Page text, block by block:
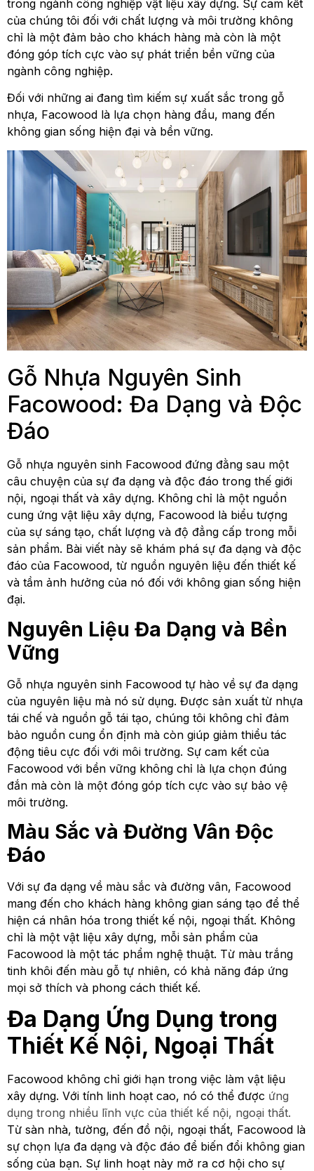
trong ngành công nghiệp vật liệu xây dựng. Sự cam kết
của chúng tôi đối với chất lượng và môi trường không
chỉ là một đảm bảo cho khách hàng mà còn là một
đóng góp tích cực vào sự phát triển bền vững của
ngành công nghiệp.
Đối với những ai đang tìm kiếm sự xuất sắc trong gỗ
nhựa, Facowood là lựa chọn hàng đầu, mang đến
không gian sống hiện đại và bền vững.
Gỗ Nhựa Nguyên Sinh
Facowood: Đa Dạng và Độc
Đáo
Gỗ nhựa nguyên sinh Facowood đứng đằng sau một
câu chuyện của sự đa dạng và độc đáo trong thế giới
nội, ngoại thất và xây dựng. Không chỉ là một nguồn
cung ứng vật liệu xây dựng, Facowood là biểu tượng
của sự sáng tạo, chất lượng và độ đẳng cấp trong mỗi
sản phẩm. Bài viết này sẽ khám phá sự đa dạng và độc
đáo của Facowood, từ nguồn nguyên liệu đến thiết kế
và tầm ảnh hưởng của nó đối với không gian sống hiện
đại.
Nguyên Liệu Đa Dạng và Bền
Vững
Gỗ nhựa nguyên sinh Facowood tự hào về sự đa dạng
của nguyên liệu mà nó sử dụng. Được sản xuất từ nhựa
tái chế và nguồn gỗ tái tạo, chúng tôi không chỉ đảm
bảo nguồn cung ổn định mà còn giúp giảm thiểu tác
động tiêu cực đối với môi trường. Sự cam kết của
Facowood với bền vững không chỉ là lựa chọn đúng
đắn mà còn là một đóng góp tích cực vào sự bảo vệ
môi trường.
Màu Sắc và Đường Vân Độc
Đáo
Với sự đa dạng về màu sắc và đường vân, Facowood
mang đến cho khách hàng không gian sáng tạo để thể
hiện cá nhân hóa trong thiết kế nội, ngoại thất. Không
chỉ là một vật liệu xây dựng, mỗi sản phẩm của
Facowood là một tác phẩm nghệ thuật. Từ màu trắng
tinh khôi đến màu gỗ tự nhiên, có khả năng đáp ứng
mọi sở thích và phong cách thiết kế.
Đa Dạng Ứng Dụng trong
Thiết Kế Nội, Ngoại Thất
Facowood không chỉ giới hạn trong việc làm vật liệu
xây dựng. Với tính linh hoạt cao, nó có thể được ứng
dụng trong nhiều lĩnh vực của thiết kế nội, ngoại thất.
Từ sàn nhà, tường, đến đồ nội, ngoại thất, Facowood là
sự chọn lựa đa dạng và độc đáo để biến đổi không gian
sống của bạn. Sự linh hoạt này mở ra cơ hội cho sự